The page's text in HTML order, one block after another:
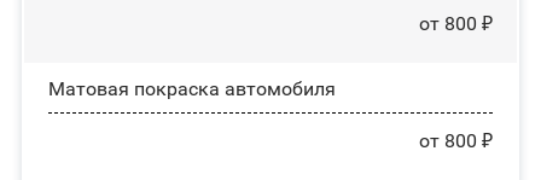
от 800 ₽
Матовая покраска автомобиля
от 800 ₽